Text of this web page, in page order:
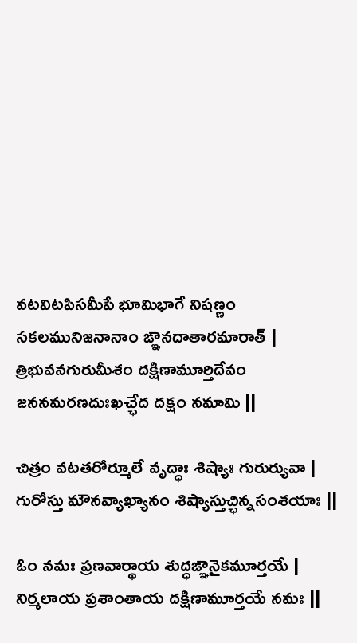
వటవిటపిసమీపే భూమిభాగే నిషణ్ణం
సకలమునిజనానాం ఙ్ఞానదాతారమారాత్ |
త్రిభువనగురుమీశం దక్షిణామూర్తిదేవం
జననమరణదుఃఖచ్ఛేద దక్షం నమామి ||
చిత్రం వటతరోర్మూలే వృద్ధాః శిష్యాః గురుర్యువా |
గురోస్తు మౌనవ్యాఖ్యానం శిష్యాస్తుచ్ఛిన్నసంశయాః ||
ఓం నమః ప్రణవార్థాయ శుద్ధఙ్ఞానైకమూర్తయే |
నిర్మలాయ ప్రశాంతాయ దక్షిణామూర్తయే నమః ||